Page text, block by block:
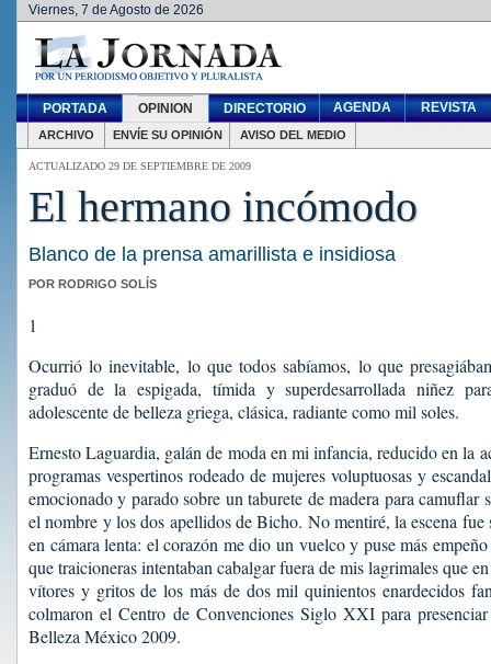
Viernes, 7 de Agosto de 2026
PORTADA OPINION DIRECTORIO AGENDA REVISTA
ARCHIVO ENVÍE SU OPINIÓN AVISO DEL MEDIO
ACTUALIZADO 29 DE SEPTIEMBRE DE 2009
El hermano incómodo
Blanco de la prensa amarillista e insidiosa
POR RODRIGO SOLÍS
1
Ocurrió lo inevitable, lo que todos sabíamos, lo que
graduó de la espigada, tímida y superdesarrollada niñez
adolescente de belleza griega, clásica, radiante como mil soles.
Ernesto Laguardia, galán de moda en mi infancia, reducido en la
programas vespertinos rodeado de mujeres voluptuosas y
emocionado y parado sobre un taburete de madera para camuflar
el nombre y los dos apellidos de Bicho. No mentiré, la escena fue
en cámara lenta: el corazón me dio un vuelco y puse más
que traicioneras intentaban cabalgar fuera de mis lagrimales que
vítores y gritos de los más de dos mil quinientos enardecidos
colmaron el Centro de Convenciones Siglo XXI para
Belleza México 2009.